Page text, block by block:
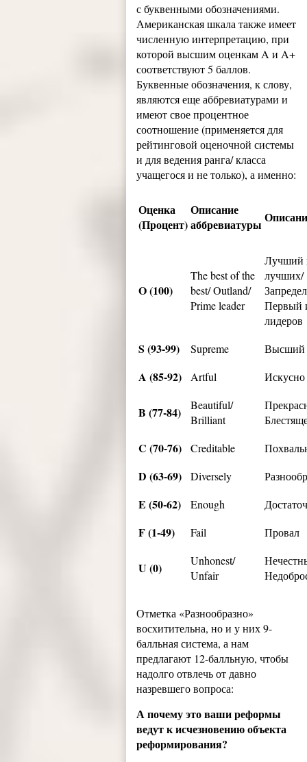
с буквенными обозначениями.
Американская шкала также имеет
численную интерпретацию, при
которой высшим оценкам A и A+
соответствуют 5 баллов.
Буквенные обозначения, к слову,
являются еще аббревиатурами и
имеют свое процентное
соотношение (применяется для
рейтинговой оценочной системы
и для ведения ранга/ класса
учащегося и не только), а именно:
Оценка
(Процент)
Описание
аббревиатуры
O (100)
The best of the
best/ Outland/
Prime leader
Лучший
лучших/
Первый
лидеров
S (93-99) Supreme Высший
A (85-92) Artful Искусно
B (77-84)
Beautiful/
Brilliant
C (70-76) Creditable
D (63-69) Diversely
E (50-62) Enough
F (1-49) Fail Провал
U (0)
Unhonest/
Unfair
Отметка «Разнообразно»
восхитительна, но и у них 9-
балльная система, а нам
предлагают 12-балльную, чтобы
надолго отвлечь от давно
назревшего вопроса:
А почему это ваши реформы
ведут к исчезновению объекта
реформирования?